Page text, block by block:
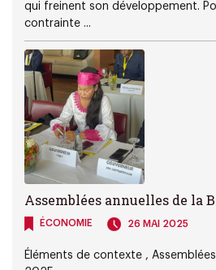
qui freinent son développement.
contrainte ...
Assemblées annuelles de la
ÉCONOMIE 26 MAI 2025
Éléments de contexte ,